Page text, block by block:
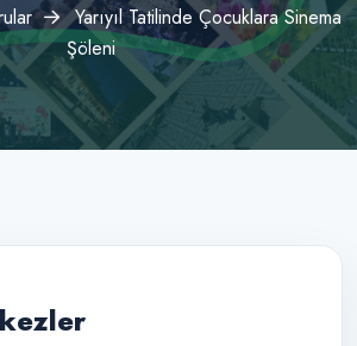
Yarıyıl Tatilinde Çocuklara Sinema
Şöleni